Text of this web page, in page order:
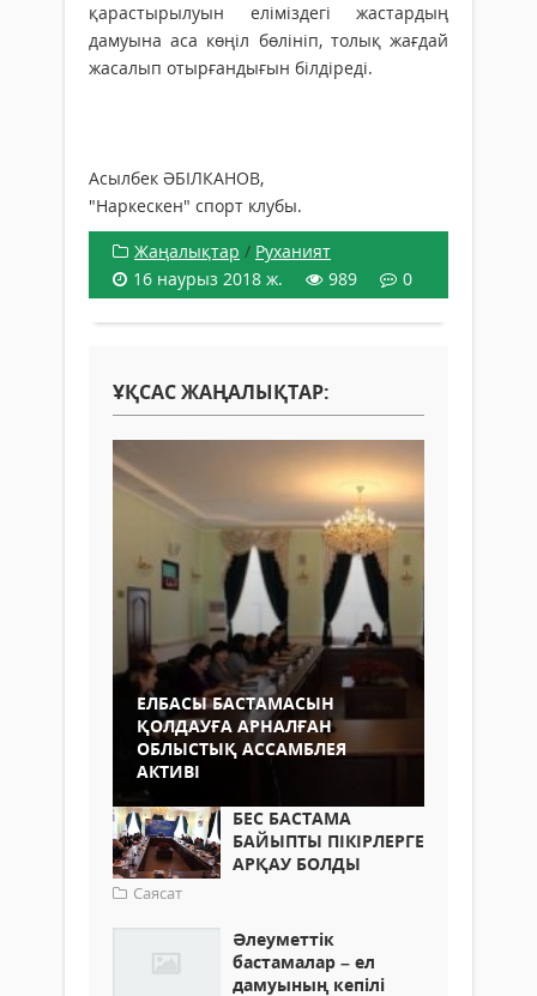
қарастырылуын еліміздегі жастардың
дамуына аса көңіл бөлініп, толық жағдай
жасалып отырғандығын білдіреді.
Асылбек ӘБІЛКАНОВ,
"Наркескен" спорт клубы.
Жаңалықтар / Руханият
16 наурыз 2018 ж.
989 0
ҰҚСАС ЖАҢАЛЫҚТАР:
ЕЛБАСЫ БАСТАМАСЫН
ҚОЛДАУҒА АРНАЛҒАН
ОБЛЫСТЫҚ АССАМБЛЕЯ
АКТИВІ
БЕС БАСТАМА
БАЙЫПТЫ ПІКІРЛЕРГЕ
АРҚАУ БОЛДЫ
Саясат
Әлеуметтік
бастамалар – ел
дамуының кепілі